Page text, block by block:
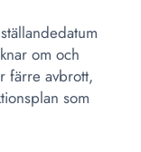
om och
färre avbrott,
som